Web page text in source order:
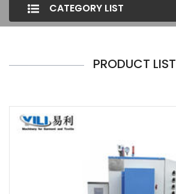
CATEGORY LIST
PRODUCT LIST